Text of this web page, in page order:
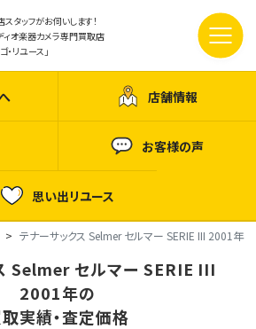
スタッフがお伺いします！
ィオ楽器カメラ専門買取店
・リユース」
店舗情報
お客様の声
思い出リユース
テナーサックス Selmer セルマー SERIE III 2001年
Selmer セルマー SERIE III
2001年の
実績・査定価格